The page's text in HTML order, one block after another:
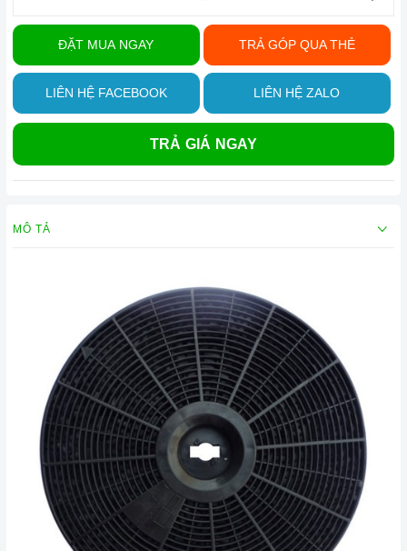
ĐẶT MUA NGAY TRẢ GÓP QUA THẺ
LIÊN HỆ FACEBOOK LIÊN HỆ ZALO
TRẢ GIÁ NGAY
MÔ TẢ